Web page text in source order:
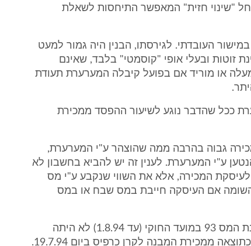
חל "שינוי חזית" המאפשר התיחסות לשאלת
העובדתי. לגירסתו, הבנין היה גמור למעט
ובעלי אופי "קוסמטי" בלבד, שאינם
או מוריד אם בפועל קיבלה המערערת תעודת
ככל שהדבר נוגע לשיעור ההפסד ממכירת
גבוה בהרבה ממה שהוצהר ע"י המערערת,
ע"י המערערת. לענין זה יש להביא בחשבון לא
המכירה, אלא את השווי שנקבע ע"י מס
השומה אם העיסקה חייבת במס שבח או במס
לו הגישה המערערת את הדו"ח לשנת המס 93 במועד החוקי (עד 1.8.94) לא היתה
יכולה לדווח על ההפסד שנגרם לה כתוצאה ממכירת המבנה לקרן כרפיס ביום 19.7.94.